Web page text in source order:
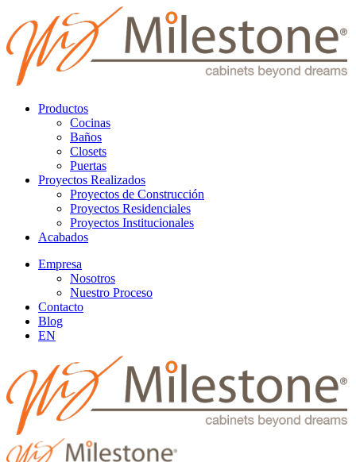
Productos
Cocinas
Baños
Closets
Puertas
Proyectos Realizados
Proyectos de Construcción
Proyectos Residenciales
Proyectos Institucionales
Acabados
Empresa
Nosotros
Nuestro Proceso
Contacto
Blog
EN